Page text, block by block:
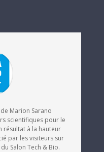
Marion Sarano
scientifiques pour le
résultat à la hauteur
par les visiteurs sur
Salon Tech & Bio.